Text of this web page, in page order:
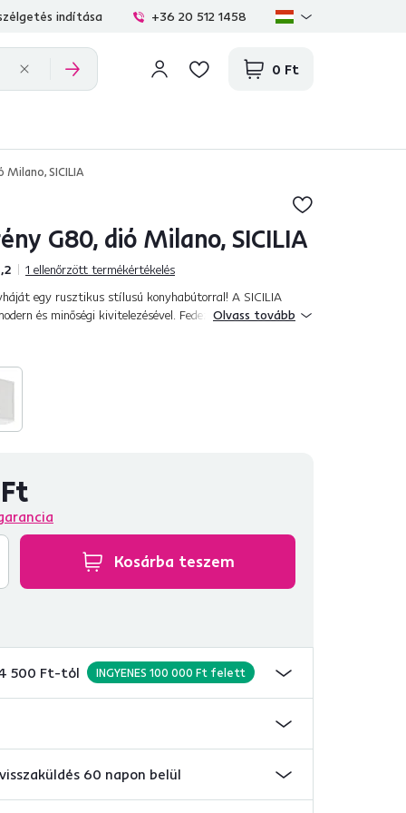
indítása +36 20 512 1458
0 Ft
Milano, SICILIA
G80, dió Milano, SICILIA
1 ellenőrzött termékértékelés
egy rusztikus stílusú konyhabútorral! A SICILIA
és minőségi kivitelezésével. Fedezze fel az egyedi
Olvass tovább
Kosárba teszem
500 Ft-tól INGYENES 100 000 Ft felett
60 napon belül